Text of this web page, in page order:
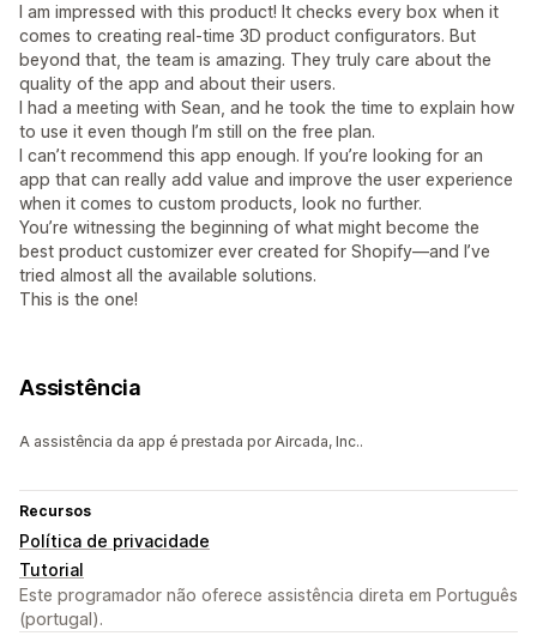
I am impressed with this product! It checks every box when it
comes to creating real-time 3D product configurators. But
beyond that, the team is amazing. They truly care about the
quality of the app and about their users.
I had a meeting with Sean, and he took the time to explain how
to use it even though I’m still on the free plan.
I can’t recommend this app enough. If you’re looking for an
app that can really add value and improve the user experience
when it comes to custom products, look no further.
You’re witnessing the beginning of what might become the
best product customizer ever created for Shopify—and I’ve
tried almost all the available solutions.
This is the one!
Assistência
A assistência da app é prestada por Aircada, Inc..
Recursos
Política de privacidade
Tutorial
Este programador não oferece assistência direta em Português
(portugal).